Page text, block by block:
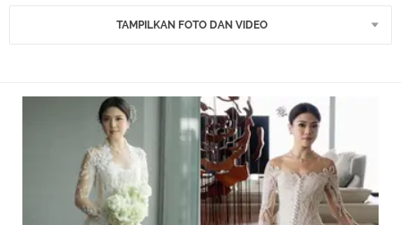
TAMPILKAN FOTO DAN VIDEO